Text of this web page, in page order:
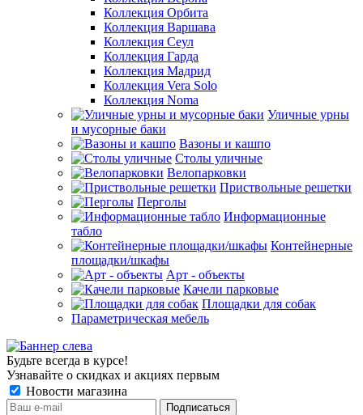
Коллекция Орбита
Коллекция Варшава
Коллекция Сеул
Коллекция Гарда
Коллекция Мадрид
Коллекция Vera Solo
Коллекция Noma
Уличные урны
и мусорные баки
Вазоны и кашпо
Столы уличные
Велопарковки
Приствольные решетки
Перголы
Информационные
табло
Контейнерные
площадки/шкафы
Арт - объекты
Качели парковые
Площадки для собак
Параметрическая мебель
Будьте всегда в курсе!
Узнавайте о скидках и акциях первым
Новости магазина